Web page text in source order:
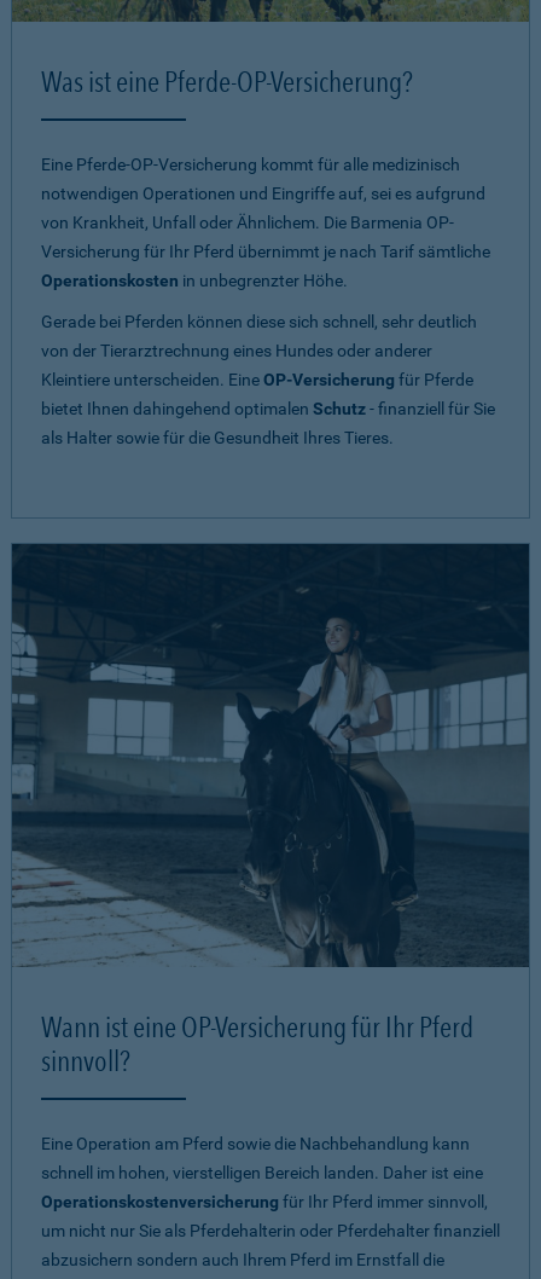
Was ist eine Pferde-OP-Versicherung?
Eine Pferde-OP-Versicherung kommt für alle medizinisch
notwendigen Operationen und Eingriffe auf, sei es aufgrund
von Krankheit, Unfall oder Ähnlichem. Die Barmenia OP-
Versicherung für Ihr Pferd übernimmt je nach Tarif sämtliche
Operationskosten in unbegrenzter Höhe.
Gerade bei Pferden können diese sich schnell, sehr deutlich
von der Tierarztrechnung eines Hundes oder anderer
Kleintiere unterscheiden. EineOP-Versicherung für Pferde
bietet Ihnen dahingehend optimalen Schutz- finanziell für Sie
als Halter sowie für die Gesundheit Ihres Tieres.
Wann ist eine OP-Versicherung für Ihr Pferd
sinnvoll?
Eine Operation am Pferd sowie die Nachbehandlung kann
schnell im hohen, vierstelligen Bereich landen. Daher ist eine
Operationskostenversicherung für Ihr Pferd immer sinnvoll,
um nicht nur Sie als Pferdehalterin oder Pferdehalter finanziell
abzusichern sondern auch Ihrem Pferd im Ernstfall die